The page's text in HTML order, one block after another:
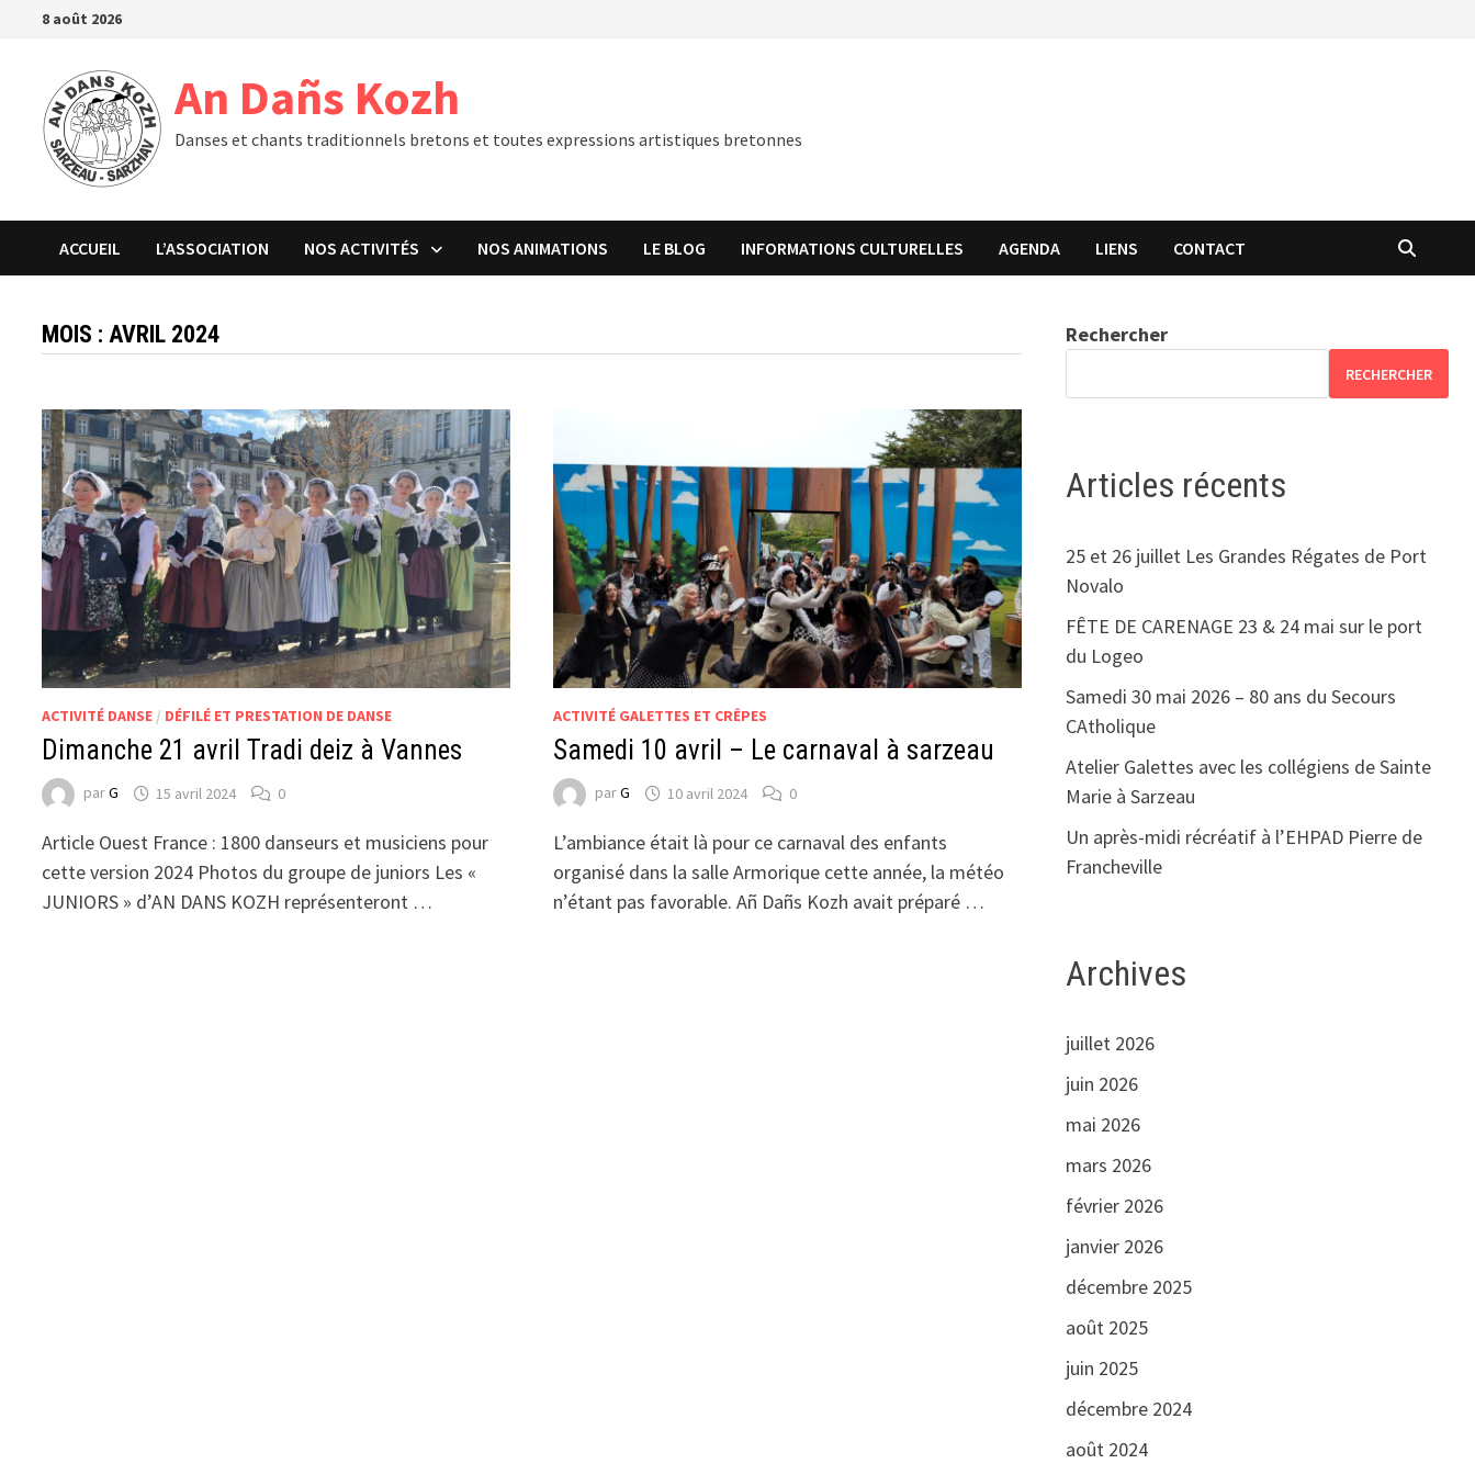
Passer8 août 2026
An Dañs Kozh
Danses et chants traditionnels bretons et toutes expressions artistiques bretonnes
ACCUEIL L’ASSOCIATION NOS ACTIVITÉS NOS ANIMATIONS LE BLOG INFORMATIONS CULTURELLES AGENDA LIENS CONTACT
MOIS :AVRIL 2024
ACTIVITÉ DANSE / DÉFILÉ ET PRESTATION DE DANSE
Dimanche 21 avril Tradi deiz à Vannes
parG 15 avril 2024 0
Article Ouest France : 1800 danseurs et musiciens pour
cette version 2024 Photos du groupe de juniors Les «
JUNIORS » d’AN DANS KOZH représenteront …
ACTIVITÉ GALETTES ET CRÊPES
Samedi 10 avril – Le carnaval à sarzeau
parG 10 avril 2024 0
L’ambiance était là pour ce carnaval des enfants
organisé dans la salle Armorique cette année, la météo
n’étant pas favorable. Añ Dañs Kozh avait préparé …
Rechercher
RECHERCHER
Articles récents
25 et 26 juillet Les Grandes Régates de Port
Novalo
FÊTE DE CARENAGE 23 & 24 mai sur le port
du Logeo
Samedi 30 mai 2026 – 80 ans du Secours
CAtholique
Atelier Galettes avec les collégiens de Sainte
Marie à Sarzeau
Un après-midi récréatif à l’EHPAD Pierre de
Francheville
Archives
juillet 2026
juin 2026
mai 2026
mars 2026
février 2026
janvier 2026
décembre 2025
août 2025
juin 2025
décembre 2024
août 2024